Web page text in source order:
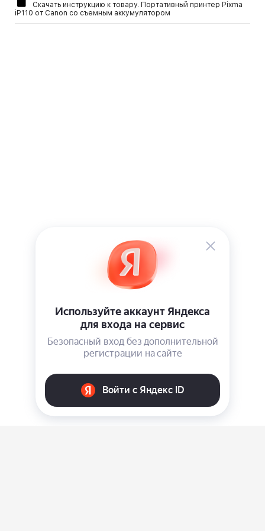
Скачать инструкцию к товару. Портативный принтер Pixma
iP110 от Canon со съемным аккумулятором